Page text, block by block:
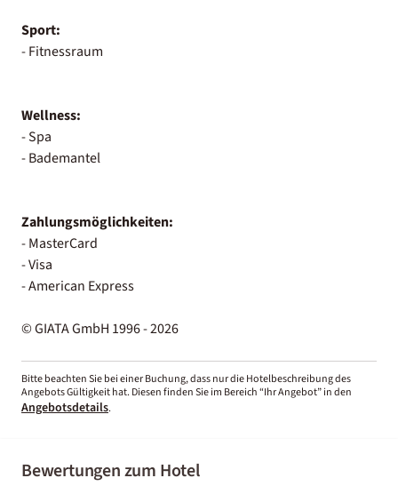
Sport:
- Fitnessraum
Wellness:
- Spa
- Bademantel
Zahlungsmöglichkeiten:
- MasterCard
- Visa
- American Express
© GIATA GmbH 1996 - 2026
Bitte beachten Sie bei einer Buchung, dass nur die Hotelbeschreibung des
Angebots Gültigkeit hat. Diesen finden Sie im Bereich “Ihr Angebot” in den
Angebotsdetails.
Bewertungen zum Hotel